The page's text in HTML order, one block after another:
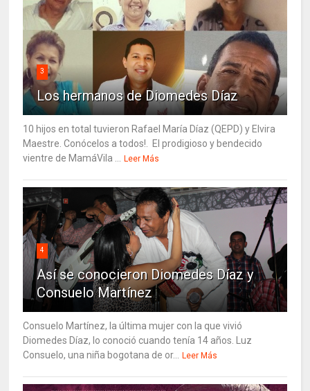
3
Los hermanos de Diomedes Díaz
10 hijos en total tuvieron Rafael María Díaz (QEPD) y Elvira
Maestre. Conócelos a todos!. El prodigioso y bendecido
vientre de MamáVila ...
Leer Más
4
Así se conocieron Diomedes Díaz y
Consuelo Martínez
Consuelo Martínez, la última mujer con la que vivió
Diomedes Díaz, lo conoció cuando tenía 14 años. Luz
Consuelo, una niña bogotana de or...
Leer Más